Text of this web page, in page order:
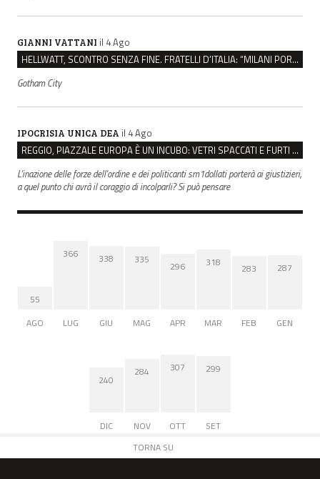
GIANNI VATTANI il 4 Ago
HELLWATT, SCONTRO SENZA FINE. FRATELLI D’ITALIA: “MILANI PORTA DOCUMENTI, DE FRANCO INSULTI”
Gotham City
IPOCRISIA UNICA DEA il 4 Ago
REGGIO, PIAZZALE EUROPA È UN INCUBO: VETRI SPACCATI E FURTI SULLE AUTO IN SOSTA
L'inazione delle forze dell'ordine e dei politicanti sm1dollati porterà ai giustizieri,
a quel punto chi avrà il coraggio di incolparli? Si può pensare
55
AGO
366
LUG
338
GIU
335
MAG
296
APR
318
MAR
283
FEB
287
GEN
240
DIC
284
NOV
307
OTT
299
SET
TORNA SU